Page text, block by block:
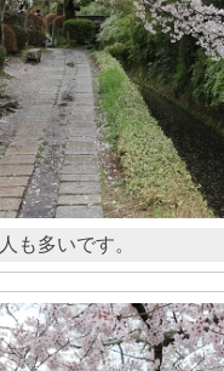
も多いです。